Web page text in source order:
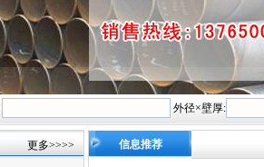
外径×壁厚:
更多>>>> 信息推荐